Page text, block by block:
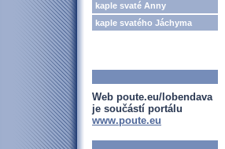
kaple svaté Anny
kaple svatého Jáchyma
Web poute.eu/lobendava
je součástí portálu
www.poute.eu